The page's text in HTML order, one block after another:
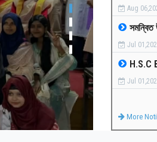
Aug
সমন্বিত
Jul
H.S.C
Jul
More